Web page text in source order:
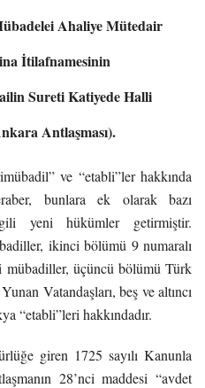
Ahaliye Mütedair
İtilafnamesinin
Sureti Katiyede Halli
Antlaşması).
ve “etabli”ler hakkında
bunlara ek olarak bazı
yeni hükümler getirmiştir.
ikinci bölümü 9 numaralı
mübadiller, üçüncü bölümü Türk
Vatandaşları, beş ve altıncı
“etabli”leri hakkındadır.
giren 1725 sayılı Kanunla
28’nci maddesi “avdet